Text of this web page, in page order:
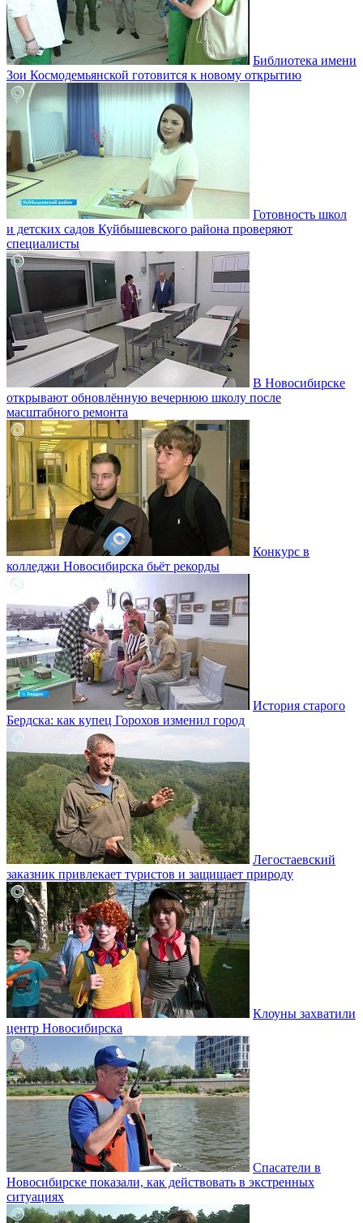
Библиотека имени
Зои Космодемьянской готовится к новому открытию
Готовность школ
и детских садов Куйбышевского района проверяют
специалисты
В Новосибирске
открывают обновлённую вечернюю школу после
масштабного ремонта
Конкурс в
колледжи Новосибирска бьёт рекорды
История старого
Бердска: как купец Горохов изменил город
Легостаевский
заказник привлекает туристов и защищает природу
Клоуны захватили
центр Новосибирска
Спасатели в
Новосибирске показали, как действовать в экстренных
ситуациях